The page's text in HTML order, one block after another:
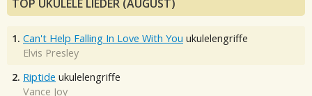
TOP UKULELE LIEDER (AUGUST)
1. Can't Help Falling In Love With You ukulelengriffe
Elvis Presley
2. Riptide ukulelengriffe
Vance Joy